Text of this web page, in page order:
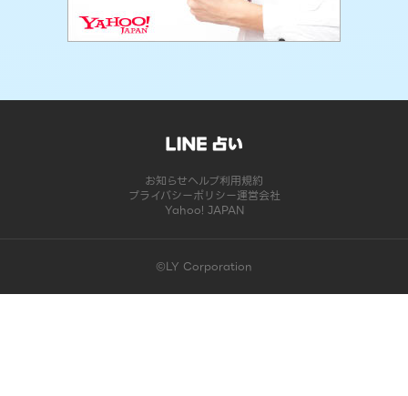
お知らせヘルプ利用規約
プライバシーポリシー運営会社
Yahoo! JAPAN
©LY Corporation
このコンテンツは掲載が終了しました | LINE占い